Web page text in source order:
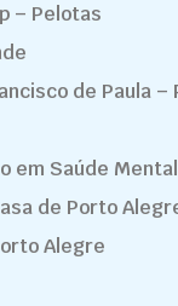
– Pelotas
de Paula –
em Saúde
de Porto
Alegre